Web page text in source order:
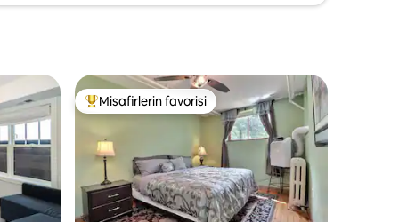
Misafirlerin favorilerinden en beğenilenler arasında
Misafirlerin favorisi